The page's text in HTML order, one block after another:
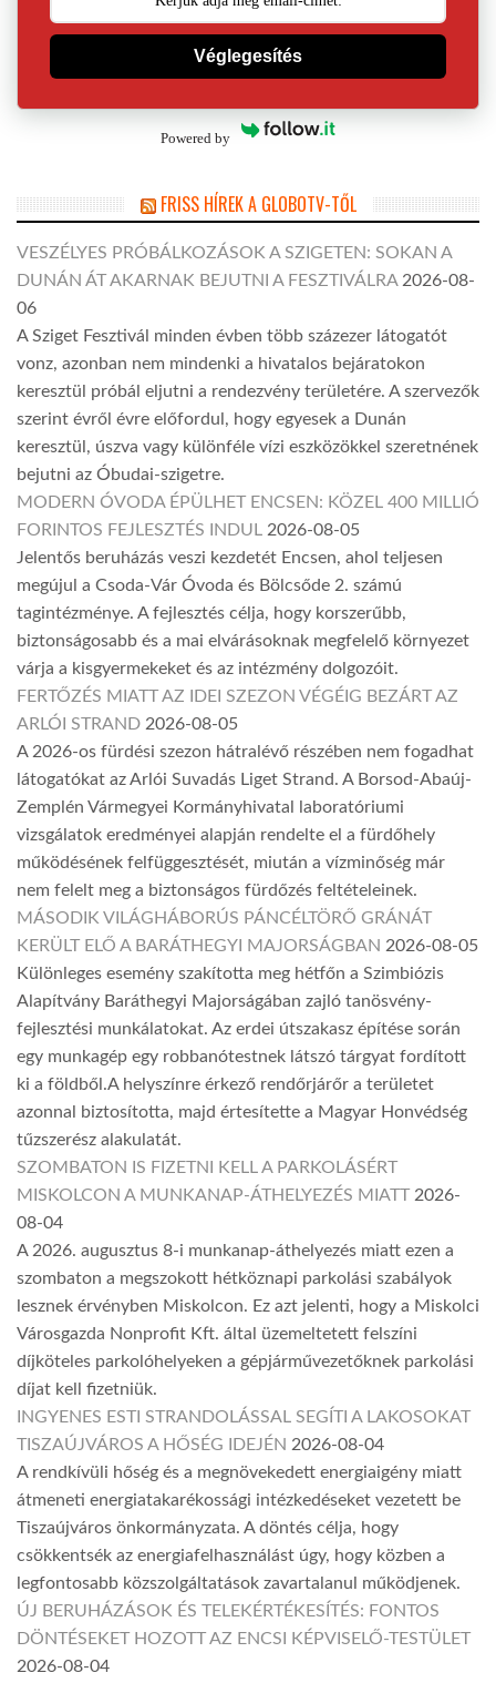
Véglegesítés
Powered by
FRISS HÍREK A GLOBOTV-TŐL
VESZÉLYES PRÓBÁLKOZÁSOK A SZIGETEN: SOKAN A
DUNÁN ÁT AKARNAK BEJUTNI A FESZTIVÁLRA 2026-08-
06
A Sziget Fesztivál minden évben több százezer látogatót
vonz, azonban nem mindenki a hivatalos bejáratokon
keresztül próbál eljutni a rendezvény területére. A szervezők
szerint évről évre előfordul, hogy egyesek a Dunán
keresztül, úszva vagy különféle vízi eszközökkel szeretnének
bejutni az Óbudai-szigetre.
MODERN ÓVODA ÉPÜLHET ENCSEN: KÖZEL 400 MILLIÓ
FORINTOS FEJLESZTÉS INDUL 2026-08-05
Jelentős beruházás veszi kezdetét Encsen, ahol teljesen
megújul a Csoda-Vár Óvoda és Bölcsőde 2. számú
tagintézménye. A fejlesztés célja, hogy korszerűbb,
biztonságosabb és a mai elvárásoknak megfelelő környezet
várja a kisgyermekeket és az intézmény dolgozóit.
FERTŐZÉS MIATT AZ IDEI SZEZON VÉGÉIG BEZÁRT AZ
ARLÓI STRAND 2026-08-05
A 2026-os fürdési szezon hátralévő részében nem fogadhat
látogatókat az Arlói Suvadás Liget Strand. A Borsod-Abaúj-
Zemplén Vármegyei Kormányhivatal laboratóriumi
vizsgálatok eredményei alapján rendelte el a fürdőhely
működésének felfüggesztését, miután a vízminőség már
nem felelt meg a biztonságos fürdőzés feltételeinek.
MÁSODIK VILÁGHÁBORÚS PÁNCÉLTÖRŐ GRÁNÁT
KERÜLT ELŐ A BARÁTHEGYI MAJORSÁGBAN 2026-08-05
Különleges esemény szakította meg hétfőn a Szimbiózis
Alapítvány Baráthegyi Majorságában zajló tanösvény-
fejlesztési munkálatokat. Az erdei útszakasz építése során
egy munkagép egy robbanótestnek látszó tárgyat fordított
ki a földből.A helyszínre érkező rendőrjárőr a területet
azonnal biztosította, majd értesítette a Magyar Honvédség
tűzszerész alakulatát.
SZOMBATON IS FIZETNI KELL A PARKOLÁSÉRT
MISKOLCON A MUNKANAP-ÁTHELYEZÉS MIATT 2026-
08-04
A 2026. augusztus 8-i munkanap-áthelyezés miatt ezen a
szombaton a megszokott hétköznapi parkolási szabályok
lesznek érvényben Miskolcon. Ez azt jelenti, hogy a Miskolci
Városgazda Nonprofit Kft. által üzemeltetett felszíni
díjköteles parkolóhelyeken a gépjárművezetőknek parkolási
díjat kell fizetniük.
INGYENES ESTI STRANDOLÁSSAL SEGÍTI A LAKOSOKAT
TISZAÚJVÁROS A HŐSÉG IDEJÉN 2026-08-04
A rendkívüli hőség és a megnövekedett energiaigény miatt
átmeneti energiatakarékossági intézkedéseket vezetett be
Tiszaújváros önkormányzata. A döntés célja, hogy
csökkentsék az energiafelhasználást úgy, hogy közben a
legfontosabb közszolgáltatások zavartalanul működjenek.
ÚJ BERUHÁZÁSOK ÉS TELEKÉRTÉKESÍTÉS: FONTOS
DÖNTÉSEKET HOZOTT AZ ENCSI KÉPVISELŐ-TESTÜLET
2026-08-04